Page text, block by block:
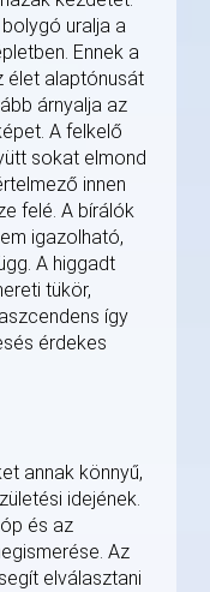
uralja a
Ennek a
élet alaptónusát
árnyalja az
A felkelő
sokat elmond
innen
felé. A bírálók
igazolható,
A higgadt
tükör,
így
érdekes
annak könnyű,
idejének.
és az
Az
elválasztani